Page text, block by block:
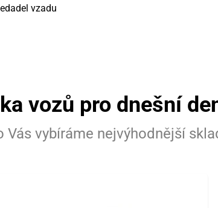
vzadu
vozů pro dnešní
Vás vybíráme nejvýhodnější